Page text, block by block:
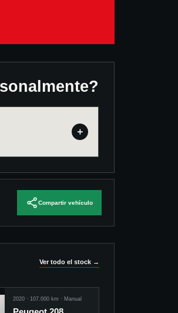
＋
Compartir vehículo
Ver todo el stock →
2020 ·107.000 km · Manual